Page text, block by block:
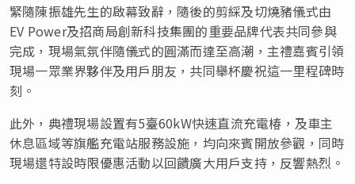
緊隨陳振雄先生的啟幕致辭，隨後的剪綵及切燒豬儀式由
EV Power及招商局創新科技集團的重要品牌代表共同參與
完成，現場氣氛伴隨儀式的圓滿而達至高潮，主禮嘉賓引領
現場一眾業界夥伴及用戶朋友，共同舉杯慶祝這一里程碑時
刻。
此外，典禮現場設置有5臺60kW快速直流充電椿，及車主
休息區域等旗艦充電站服務設施，均向來賓開放參觀，同時
現場還特設時限優惠活動以回饋廣大用戶支持，反響熱烈。